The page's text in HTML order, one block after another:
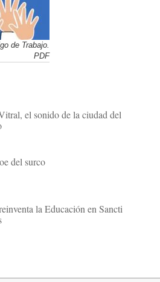
de Trabajo.
PDF
el sonido de la ciudad del
del surco
la Educación en Sancti